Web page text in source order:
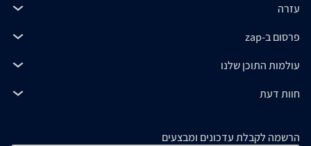
עזרה
פרסום ב-zap
עולמות התוכן שלנו
חוות דעת
הרשמה לקבלת עדכונים ומבצעים